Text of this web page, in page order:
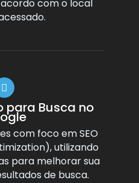
com o local
para Busca no
com foco em SEO
utilizando
para melhorar sua
de busca.